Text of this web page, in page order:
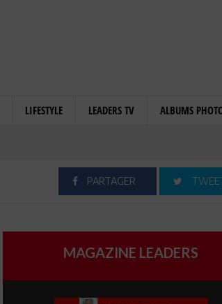
LIFESTYLE LEADERS TV ALBUMS
PARTAGER
MAGAZINE LEADERS